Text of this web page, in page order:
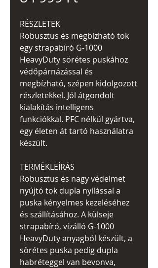
RÉSZLETEK
Robusztus és megbízható tok
egy strapabíró G-1000
HeavyDuty sörétes puskához
védőpárnázással és
megbízható, szépen kidolgozott
részletekkel. Jól átgondolt
kialakítás intelligens
funkciókkal. PFC nélkül gyártva,
egy életen át tartó használatra
készült.
TERMÉKLEÍRÁS
Robusztus és nagy védelmet
nyújtó tok dupla nyílással a
puska kényelmes kezeléséhez
és szállításához. A külseje
strapabíró, vízálló G-1000
HeavyDuty anyagból készült, a
sörétes puska pedig dupla
habréteggel van bevonva,